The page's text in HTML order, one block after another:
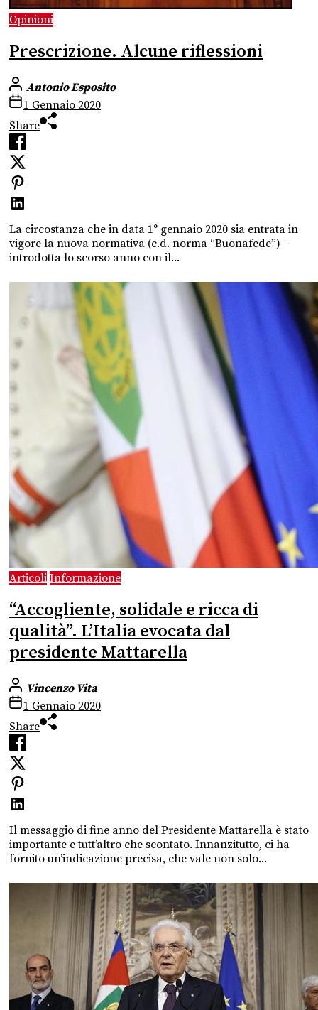
Opinioni
Prescrizione. Alcune riflessioni
Antonio Esposito
1 Gennaio 2020
Share
La circostanza che in data 1° gennaio 2020 sia entrata in
vigore la nuova normativa (c.d. norma “Buonafede”) –
introdotta lo scorso anno con il...
Articoli Informazione
“Accogliente, solidale e ricca di
qualità”. L’Italia evocata dal
presidente Mattarella
Vincenzo Vita
1 Gennaio 2020
Share
Il messaggio di fine anno del Presidente Mattarella è stato
importante e tutt’altro che scontato. Innanzitutto, ci ha
fornito un’indicazione precisa, che vale non solo...